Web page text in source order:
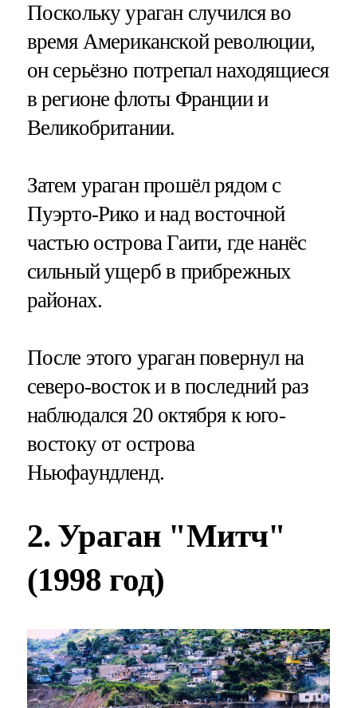
Поскольку ураган случился во
время Американской революции,
он серьёзно потрепал находящиеся
в регионе флоты Франции и
Великобритании.
Затем ураган прошёл рядом с
Пуэрто-Рико и над восточной
частью острова Гаити, где нанёс
сильный ущерб в прибрежных
районах.
После этого ураган повернул на
северо-восток и в последний раз
наблюдался 20 октября к юго-
востоку от острова
Ньюфаундленд.
2. Ураган "Митч"
(1998 год)